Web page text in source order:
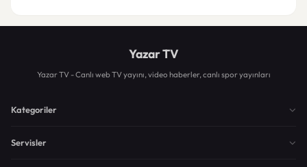
Yazar TV
Yazar TV - Canlı web TV yayını, video haberler, canlı spor yayınları
Kategoriler
Servisler